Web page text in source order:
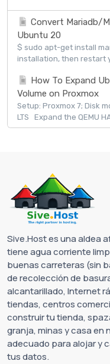
Convert Mariadb/
Ubuntu 20
$ sudo apt-get install
installation, then restart
How To Expand
Volume on Proxmox
Setup: Proxmox 7; Disk
LTS Expand the QEMU
Sive.Host es una aldea
tiene agua corriente
buenas carreteras (sin
de recolección de
alcantarillado, Internet
tiendas, centros
construir tu tienda,
granja, minas y casa en
adecuado para alojar y
tus datos.